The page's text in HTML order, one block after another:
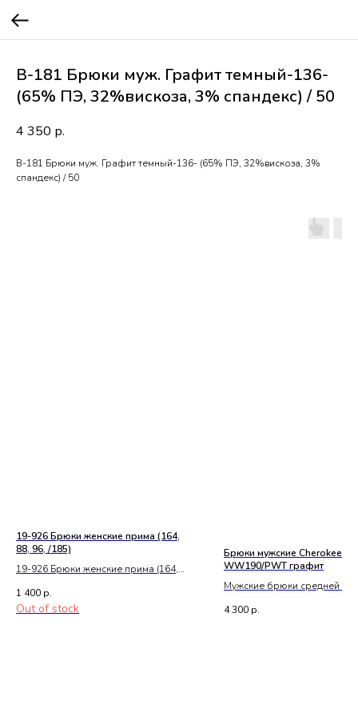
В-181 Брюки муж. Графит темный-136-
(65% ПЭ, 32%вискоза, 3% спандекс) / 50
4 350 р.
В-181 Брюки муж. Графит темный-136- (65% ПЭ, 32%вискоза, 3%
спандекс) / 50
19-926 Брюки женские прима (164,
88, 96, /185)
19-926 Брюки женские прима (164,
1 400 р.
Out of stock
Брюки мужские Cherokee
WW190/PWT графит
Мужские брюки средней
эластичным поясом.
4 300 р.